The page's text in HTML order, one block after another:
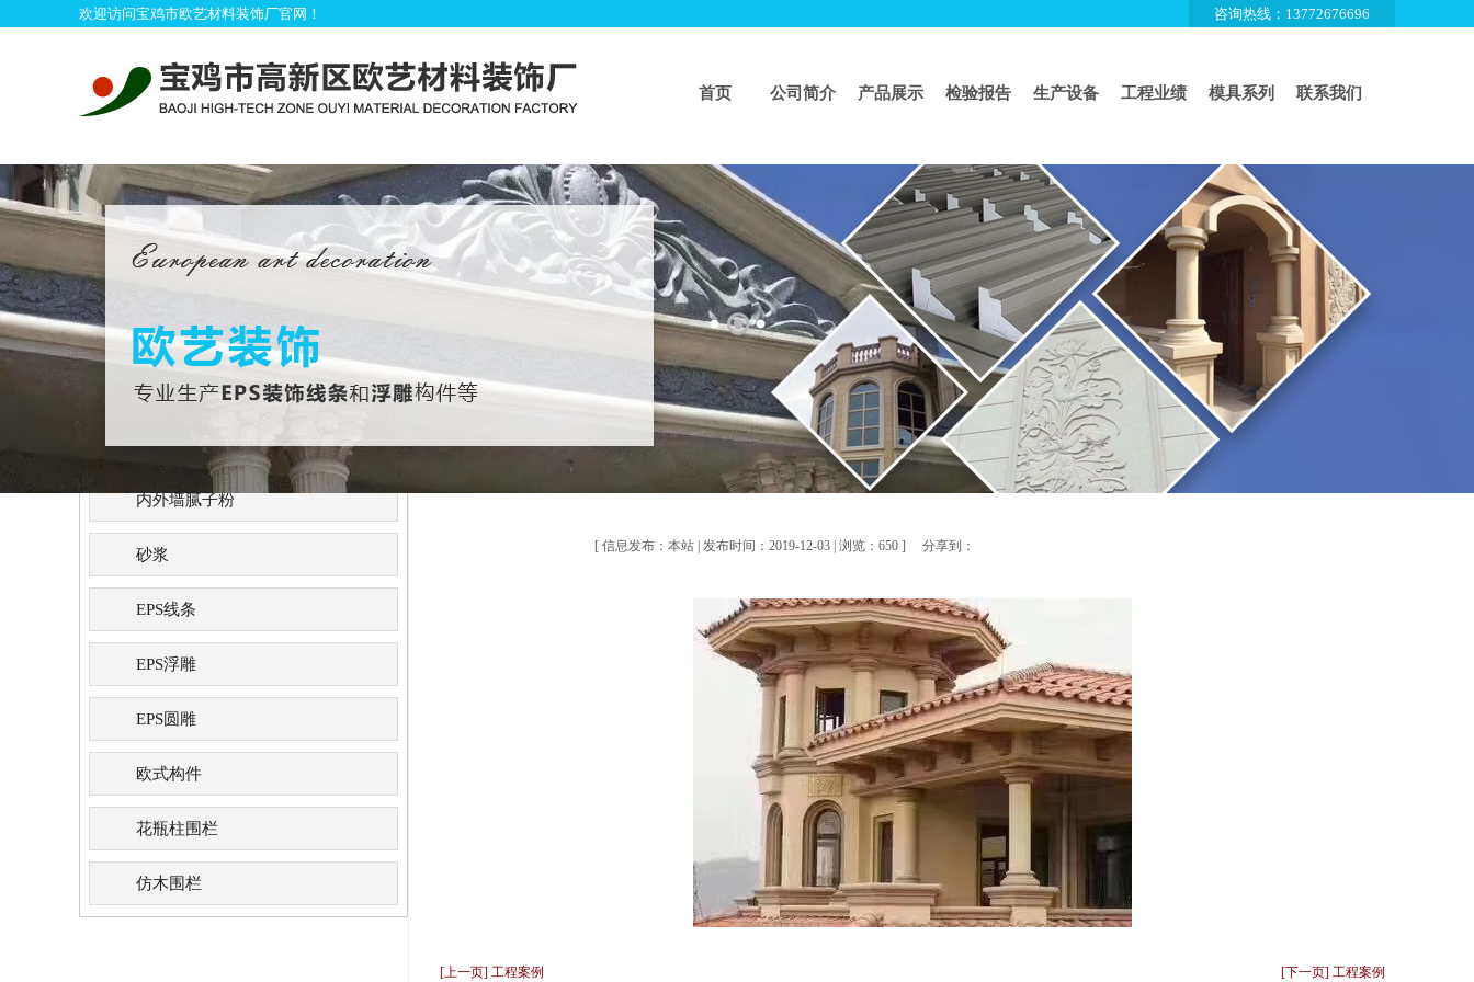
欢迎访问宝鸡市欧艺材料装饰厂官网！ 咨询热线：13772676696
首页 公司简介 产品展示 检验报告 生产设备 工程业绩 模具系列 联系我们
内外墙腻子粉
砂浆
EPS线条
EPS浮雕
EPS圆雕
欧式构件
花瓶柱围栏
仿木围栏
工程案例
[ 信息发布：本站 | 发布时间：2019-12-03 | 浏览：650 ] 分享到：
[上一页] 工程案例 [下一页] 工程案例